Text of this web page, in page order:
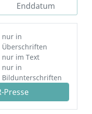
nur in
Überschriften
nur im Text
nur in
Bildunterschriften
Presse